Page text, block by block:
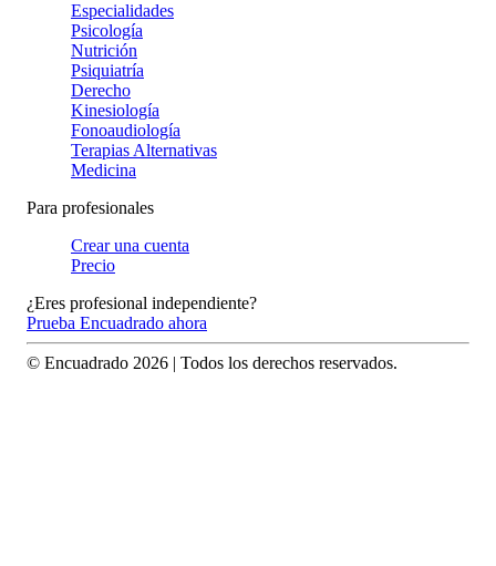
Especialidades
Psicología
Nutrición
Psiquiatría
Derecho
Kinesiología
Fonoaudiología
Terapias Alternativas
Medicina
Para profesionales
Crear una cuenta
Precio
¿Eres profesional independiente?
Prueba Encuadrado ahora
© Encuadrado 2026 | Todos los derechos reservados.